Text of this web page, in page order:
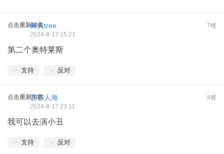
点击重新加载 7楼
树人tree
2024-8-17 15:21
第二个奥特莱斯
支持 反对
点击重新加载 8楼
芒芒人海
2024-8-17 23:11
我可以去演小丑
支持 反对